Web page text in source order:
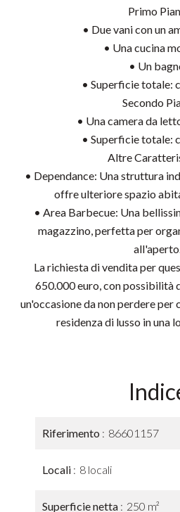
Primo
• Due vani con un
• Una cucina
• Un
• Superficie totale:
Secondo
• Una camera da
• Superficie totale:
Altre
• Dependance: Una struttura
offre ulteriore spazio
• Area Barbecue: Una
magazzino, perfetta per
La richiesta di vendita per
650.000 euro, con possibilità
un'occasione da non perdere per
residenza di lusso in una
Riferimento 86601157
Locali 8 locali
Superficie netta 250 m²